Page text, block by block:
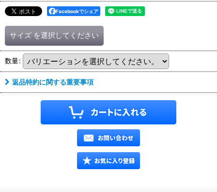
Facebookでシェア
サイズ を選択してください
数量:
返品特約に関する重要事項